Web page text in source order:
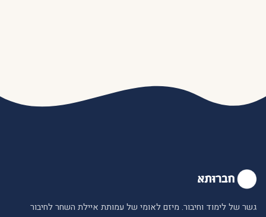
גשר של לימוד וחיבור. מיזם לאומי של עמותת איילת השחר לחיבור